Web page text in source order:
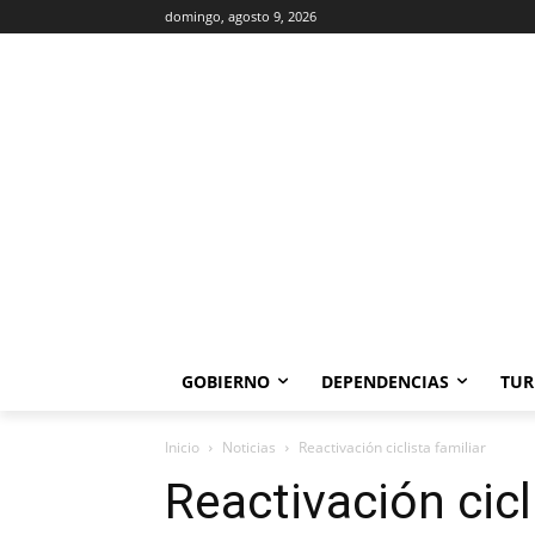
domingo, agosto 9, 2026
GOBIERNO DEPENDENCIAS
Inicio Noticias Reactivación ciclista familiar
Reactivación